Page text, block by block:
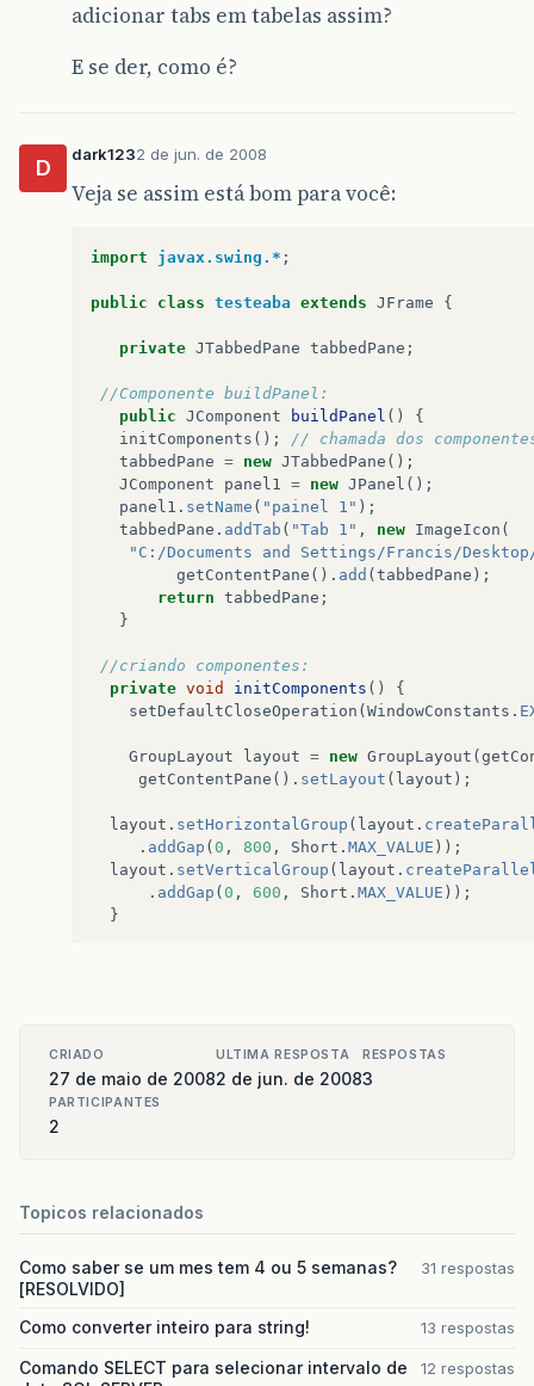
adicionar tabs em tabelas assim?
E se der, como é?
D
dark1232 de jun. de 2008
Veja se assim está bom para você:
import javax.swing.* ;
public class testeaba extends JFrame {
private JTabbedPane tabbedPane ;
//Componente buildPanel:
public JComponent buildPanel ()
{
initComponents ();
// chamada dos
tabbedPane = new JTabbedPane ();
JComponent
panel1 = new JPanel ();
panel1 . setName ( "painel 1" );
tabbedPane . addTab ( "Tab 1" , new ImageIcon (
"C:/Documents and Settings/Francis/
getContentPane (). add ( tabbedPane );
return tabbedPane ;
}
//criando componentes:
private void initComponents ()
{
setDefaultCloseOperation ( WindowConstants .
GroupLayout layout = new GroupLayout (
getContentPane (). setLayout ( layout );
layout . setHorizontalGroup ( layout .
. addGap ( 0 , 800 , Short . MAX_VALUE ));
layout . setVerticalGroup ( layout .
. addGap ( 0 , 600 , Short . MAX_VALUE ));
}
getContentPane().add( builder);
t. setVisible( true
);
t.pack
CRIADO
27 de maio de 2008
ULTIMA RESPOSTA
2 de jun. de 2008
RESPOSTAS
3
PARTICIPANTES
2
Topicos relacionados
Como saber se um mes tem 4 ou 5 semanas?
[RESOLVIDO]
31 respostas
Como converter inteiro para string! 13 respostas
Comando SELECT para selecionar intervalo de
12 respostas